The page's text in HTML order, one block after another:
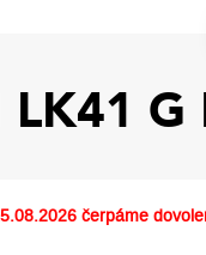
čerpáme